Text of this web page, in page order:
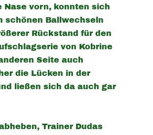
Nase vorn, konnten sich
schönen Ballwechseln
Rückstand für den
von Kobrine
Seite auch
die Lücken in der
ließen sich da auch gar
Trainer Dudas